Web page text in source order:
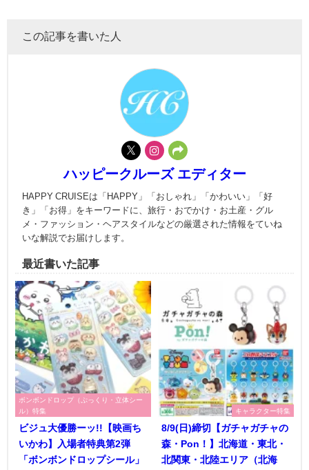
この記事を書いた人
ハッピークルーズ エディター
HAPPY CRUISEは「HAPPY」「おしゃれ」「かわいい」「好
き」「お得」をキーワードに、旅行・おでかけ・お土産・グル
メ・ファッション・ヘアスタイルなどの厳選された情報をていね
いな解説でお届けします。
最近書いた記事
ボンボンドロップ（ぷっくり・立体シー
ル）特集
ビジュ大優勝ーッ!!【映画ち
いかわ】入場者特典第2弾
「ボンボンドロップシール」
キャラクター特集
8/9(日)締切【ガチャガチャの
森・Pon！】北海道・東北・
北関東・北陸エリア（北海